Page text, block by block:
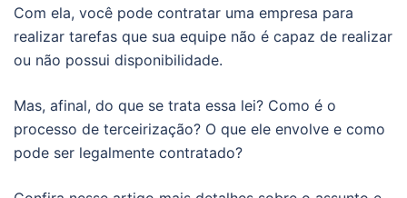
Com ela, você pode contratar uma empresa para
realizar tarefas que sua equipe não é capaz de realizar
ou não possui disponibilidade.
Mas, afinal, do que se trata essa lei? Como é o
processo de terceirização? O que ele envolve e como
pode ser legalmente contratado?